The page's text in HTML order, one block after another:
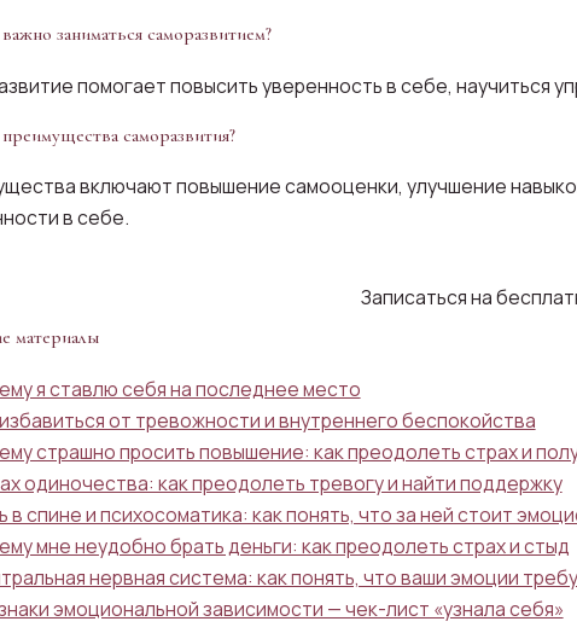
заниматься саморазвитием?
помогает повысить уверенность в себе, научиться
саморазвития?
включают повышение самооценки, улучшение
в себе.
Записаться на
материалы
я ставлю себя на последнее место
от тревожности и внутреннего беспокойства
страшно просить повышение: как преодолеть страх и
одиночества: как преодолеть тревогу и найти поддержку
в спине и психосоматика: как понять, что за ней стоит
мне неудобно брать деньги: как преодолеть страх и стыд
нервная система: как понять, что ваши эмоции
эмоциональной зависимости — чек-лист «узнала себя»